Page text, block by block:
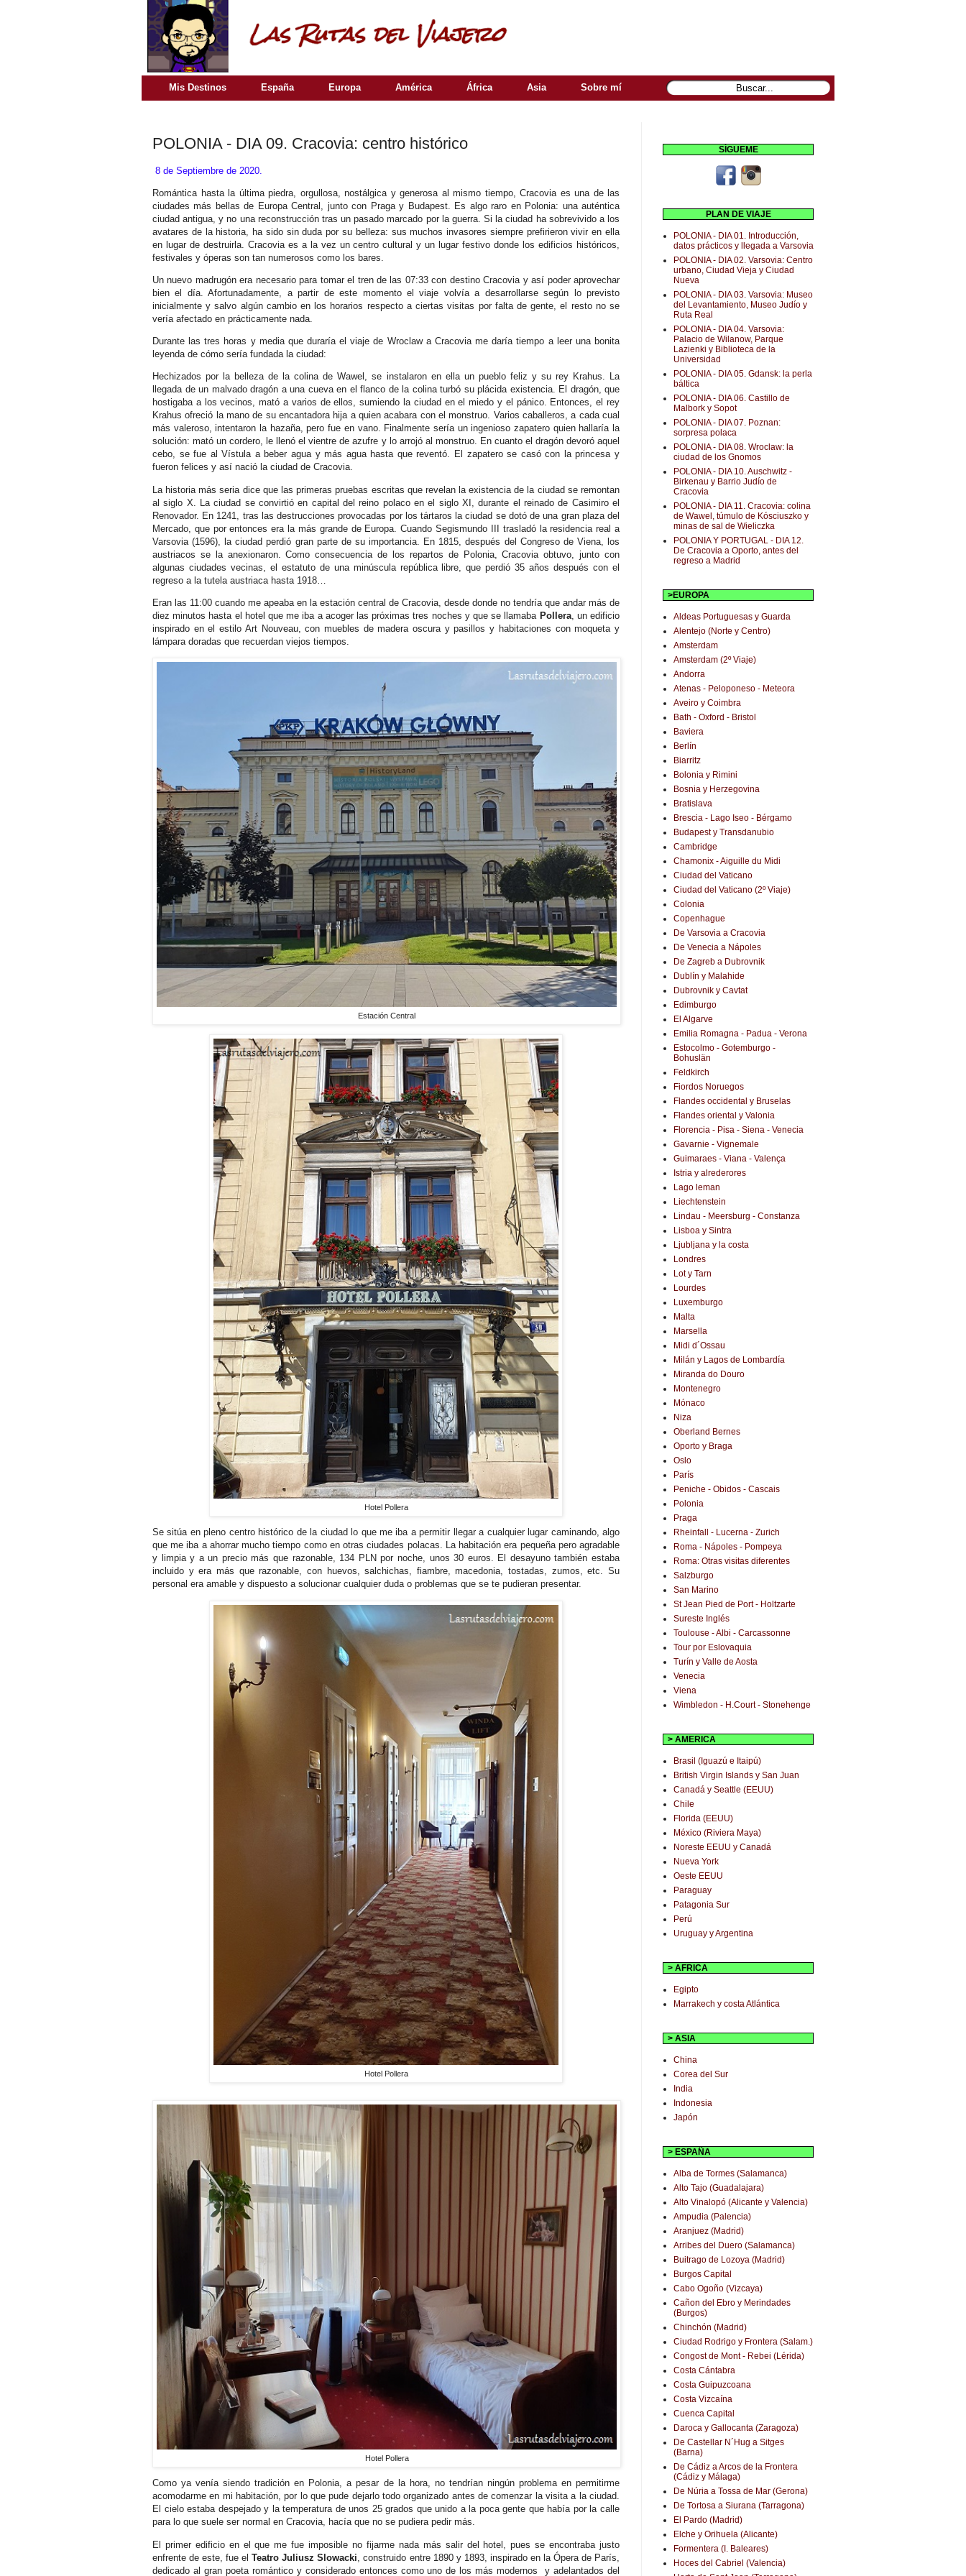
Mis Destinos España Europa América África Asia Sobre mí
POLONIA - DIA 09. Cracovia: centro histórico
8 de Septiembre de 2020.
Romántica hasta la última piedra, orgullosa, nostálgica y generosa al mismo tiempo, Cracovia es una de las
ciudades más bellas de Europa Central, junto con Praga y Budapest. Es algo raro en Polonia: una auténtica
ciudad antigua, y no una reconstrucción tras un pasado marcado por la guerra. Si la ciudad ha sobrevivido a los
avatares de la historia, ha sido sin duda por su belleza: sus muchos invasores siempre prefirieron vivir en ella
en lugar de destruirla. Cracovia es a la vez un centro cultural y un lugar festivo donde los edificios históricos,
festivales y óperas son tan numerosos como los bares.
Un nuevo madrugón era necesario para tomar el tren de las 07:33 con destino Cracovia y así poder aprovechar
bien el día. Afortunadamente, a partir de este momento el viaje volvía a desarrollarse según lo previsto
inicialmente y salvo algún cambio en los horarios respecto a ciertas visitas por falta de gente, el resto no se
vería afectado en prácticamente nada.
Durante las tres horas y media que duraría el viaje de Wroclaw a Cracovia me daría tiempo a leer una bonita
leyenda de cómo sería fundada la ciudad:
Hechizados por la belleza de la colina de Wawel, se instalaron en ella un pueblo feliz y su rey Krahus. La
llegada de un malvado dragón a una cueva en el flanco de la colina turbó su plácida existencia. El dragón, que
hostigaba a los vecinos, mató a varios de ellos, sumiendo la ciudad en el miedo y el pánico. Entonces, el rey
Krahus ofreció la mano de su encantadora hija a quien acabara con el monstruo. Varios caballeros, a cada cual
más valeroso, intentaron la hazaña, pero fue en vano. Finalmente sería un ingenioso zapatero quien hallaría la
solución: mató un cordero, le llenó el vientre de azufre y lo arrojó al monstruo. En cuanto el dragón devoró aquel
cebo, se fue al Vístula a beber agua y más agua hasta que reventó. El zapatero se casó con la princesa y
fueron felices y así nació la ciudad de Cracovia.
La historia más seria dice que las primeras pruebas escritas que revelan la existencia de la ciudad se remontan
al siglo X. La ciudad se convirtió en capital del reino polaco en el siglo XI, durante el reinado de Casimiro el
Renovador. En 1241, tras las destrucciones provocadas por los tártaros la ciudad se dotó de una gran plaza del
Mercado, que por entonces era la más grande de Europa. Cuando Segismundo III trasladó la residencia real a
Varsovia (1596), la ciudad perdió gran parte de su importancia. En 1815, después del Congreso de Viena, los
austriacos se la anexionaron. Como consecuencia de los repartos de Polonia, Cracovia obtuvo, junto con
algunas ciudades vecinas, el estatuto de una minúscula república libre, que perdió 35 años después con el
regreso a la tutela austriaca hasta 1918…
Eran las 11:00 cuando me apeaba en la estación central de Cracovia, desde donde no tendría que andar más de
diez minutos hasta el hotel que me iba a acoger las próximas tres noches y que se llamaba Pollera, un edificio
inspirado en el estilo Art Nouveau, con muebles de madera oscura y pasillos y habitaciones con moqueta y
lámpara doradas que recuerdan viejos tiempos.
Estación Central
Hotel Pollera
Se sitúa en pleno centro histórico de la ciudad lo que me iba a permitir llegar a cualquier lugar caminando, algo
que me iba a ahorrar mucho tiempo como en otras ciudades polacas. La habitación era pequeña pero agradable
y limpia y a un precio más que razonable, 134 PLN por noche, unos 30 euros. El desayuno también estaba
incluido y era más que razonable, con huevos, salchichas, fiambre, macedonia, tostadas, zumos, etc. Su
personal era amable y dispuesto a solucionar cualquier duda o problemas que se te pudieran presentar.
Hotel Pollera
Hotel Pollera
Como ya venía siendo tradición en Polonia, a pesar de la hora, no tendrían ningún problema en permitirme
acomodarme en mi habitación, por lo que pude dejarlo todo organizado antes de comenzar la visita a la ciudad.
El cielo estaba despejado y la temperatura de unos 25 grados que unido a la poca gente que había por la calle
para lo que suele ser normal en Cracovia, hacía que no se pudiera pedir más.
El primer edificio en el que me fue imposible no fijarme nada más salir del hotel, pues se encontraba justo
enfrente de este, fue elTeatro Juliusz Slowacki , construido entre 1890 y 1893, inspirado en la Ópera de París,
dedicado al gran poeta romántico y considerado entonces como uno de los más modernos y adelantados del
SÍGUEME
PLAN DE VIAJE
POLONIA - DIA 01. Introducción,
datos prácticos y llegada a Varsovia
POLONIA - DIA 02. Varsovia: Centro
urbano, Ciudad Vieja y Ciudad
Nueva
POLONIA - DIA 03. Varsovia: Museo
del Levantamiento, Museo Judío y
Ruta Real
POLONIA - DIA 04. Varsovia:
Palacio de Wilanow, Parque
Lazienki y Biblioteca de la
Universidad
POLONIA - DIA 05. Gdansk: la perla
báltica
POLONIA - DIA 06. Castillo de
Malbork y Sopot
POLONIA - DIA 07. Poznan:
sorpresa polaca
POLONIA - DIA 08. Wroclaw: la
ciudad de los Gnomos
POLONIA - DIA 10. Auschwitz -
Birkenau y Barrio Judío de
Cracovia
POLONIA - DIA 11. Cracovia: colina
de Wawel, túmulo de Kósciuszko y
minas de sal de Wieliczka
POLONIA Y PORTUGAL - DIA 12.
De Cracovia a Oporto, antes del
regreso a Madrid
>EUROPA
Aldeas Portuguesas y Guarda
Alentejo (Norte y Centro)
Amsterdam
Amsterdam (2º Viaje)
Andorra
Atenas - Peloponeso - Meteora
Aveiro y Coimbra
Bath - Oxford - Bristol
Baviera
Berlín
Biarritz
Bolonia y Rimini
Bosnia y Herzegovina
Bratislava
Brescia - Lago Iseo - Bérgamo
Budapest y Transdanubio
Cambridge
Chamonix - Aiguille du Midi
Ciudad del Vaticano
Ciudad del Vaticano (2º Viaje)
Colonia
Copenhague
De Varsovia a Cracovia
De Venecia a Nápoles
De Zagreb a Dubrovnik
Dublín y Malahide
Dubrovnik y Cavtat
Edimburgo
El Algarve
Emilia Romagna - Padua - Verona
Estocolmo - Gotemburgo -
Bohuslän
Feldkirch
Fiordos Noruegos
Flandes occidental y Bruselas
Flandes oriental y Valonia
Florencia - Pisa - Siena - Venecia
Gavarnie - Vignemale
Guimaraes - Viana - Valença
Istria y alrederores
Lago leman
Liechtenstein
Lindau - Meersburg - Constanza
Lisboa y Sintra
Ljubljana y la costa
Londres
Lot y Tarn
Lourdes
Luxemburgo
Malta
Marsella
Midi d´Ossau
Milán y Lagos de Lombardía
Miranda do Douro
Montenegro
Mónaco
Niza
Oberland Bernes
Oporto y Braga
Oslo
París
Peniche - Obidos - Cascais
Polonia
Praga
Rheinfall - Lucerna - Zurich
Roma - Nápoles - Pompeya
Roma: Otras visitas diferentes
Salzburgo
San Marino
St Jean Pied de Port - Holtzarte
Sureste Inglés
Toulouse - Albi - Carcassonne
Tour por Eslovaquia
Turín y Valle de Aosta
Venecia
Viena
Wimbledon - H.Court - Stonehenge
> AMERICA
Brasil (Iguazú e Itaipú)
British Virgin Islands y San Juan
Canadá y Seattle (EEUU)
Chile
Florida (EEUU)
México (Riviera Maya)
Noreste EEUU y Canadá
Nueva York
Oeste EEUU
Paraguay
Patagonia Sur
Perú
Uruguay y Argentina
> AFRICA
Egipto
Marrakech y costa Atlántica
> ASIA
China
Corea del Sur
India
Indonesia
Japón
> ESPAÑA
Alba de Tormes (Salamanca)
Alto Tajo (Guadalajara)
Alto Vinalopó (Alicante y Valencia)
Ampudia (Palencia)
Aranjuez (Madrid)
Arribes del Duero (Salamanca)
Buitrago de Lozoya (Madrid)
Burgos Capital
Cabo Ogoño (Vizcaya)
Cañon del Ebro y Merindades
(Burgos)
Chinchón (Madrid)
Ciudad Rodrigo y Frontera (Salam.)
Congost de Mont - Rebei (Lérida)
Costa Cántabra
Costa Guipuzcoana
Costa Vizcaína
Cuenca Capital
Daroca y Gallocanta (Zaragoza)
De Castellar N´Hug a Sitges
(Barna)
De Cádiz a Arcos de la Frontera
(Cádiz y Málaga)
De Núria a Tossa de Mar (Gerona)
De Tortosa a Siurana (Tarragona)
El Pardo (Madrid)
Elche y Orihuela (Alicante)
Formentera (I. Baleares)
Hoces del Cabriel (Valencia)